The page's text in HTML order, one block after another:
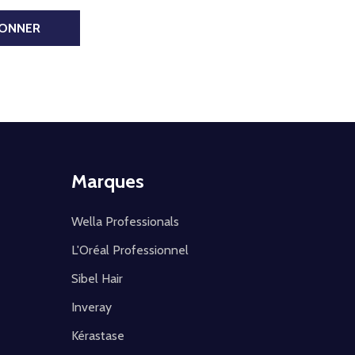
Marques
Wella Professionals
L'Oréal Professionnel
Sibel Hair
Inveray
Kérastase